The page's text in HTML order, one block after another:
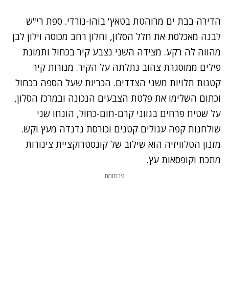
הדירה בבת ים מרוהטת בטאץ' בוהו-נורדי. ספת רי"ש
לבנה מאכלסת את חלל הסלון, וחלון רחב מכוסה וילון לבן
מהווה לה רקע. מצידה השני נצבע קיר בכחול ותמונת
פילים ממוסגרת צהוב נתלתה על הקיר. מנורות קיר
קטנות תלויות משני הצדדים. הכריות שעל הספה בכחול
וכתום השלימו את פלטת הצבעים הנכונה ובמרכז הסלון,
על שטיח פרחים בגווני קרם-חום-כחול, הונחו שני
שולחנות קפה עגולים קטנים וכורסת נדנדה מעץ וקש.
מזנון הטלוויזיה הוא שילוב של קונסטרוקציית צינורות
מתכת וקופסאות עץ.
פרסומת